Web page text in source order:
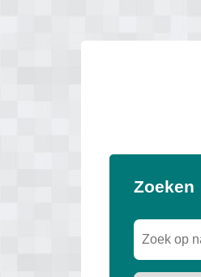
Zoeken